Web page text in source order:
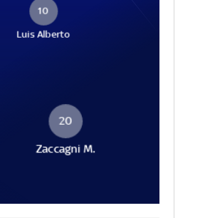
10
Luis Alberto
20
Zaccagni M.